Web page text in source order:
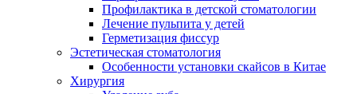
Профилактика в детской стоматологии
Лечение пульпита у детей
Герметизация фиссур
Эстетическая стоматология
Особенности установки скайсов в Китае
Хирургия